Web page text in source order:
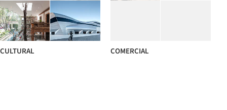
CULTURAL COMERCIAL